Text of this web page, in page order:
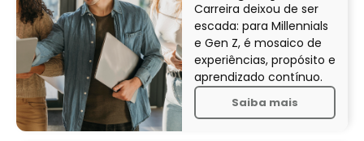
Carreira deixou de ser
escada: para Millennials
e Gen Z, é mosaico de
experiências, propósito e
aprendizado contínuo.
Saiba mais